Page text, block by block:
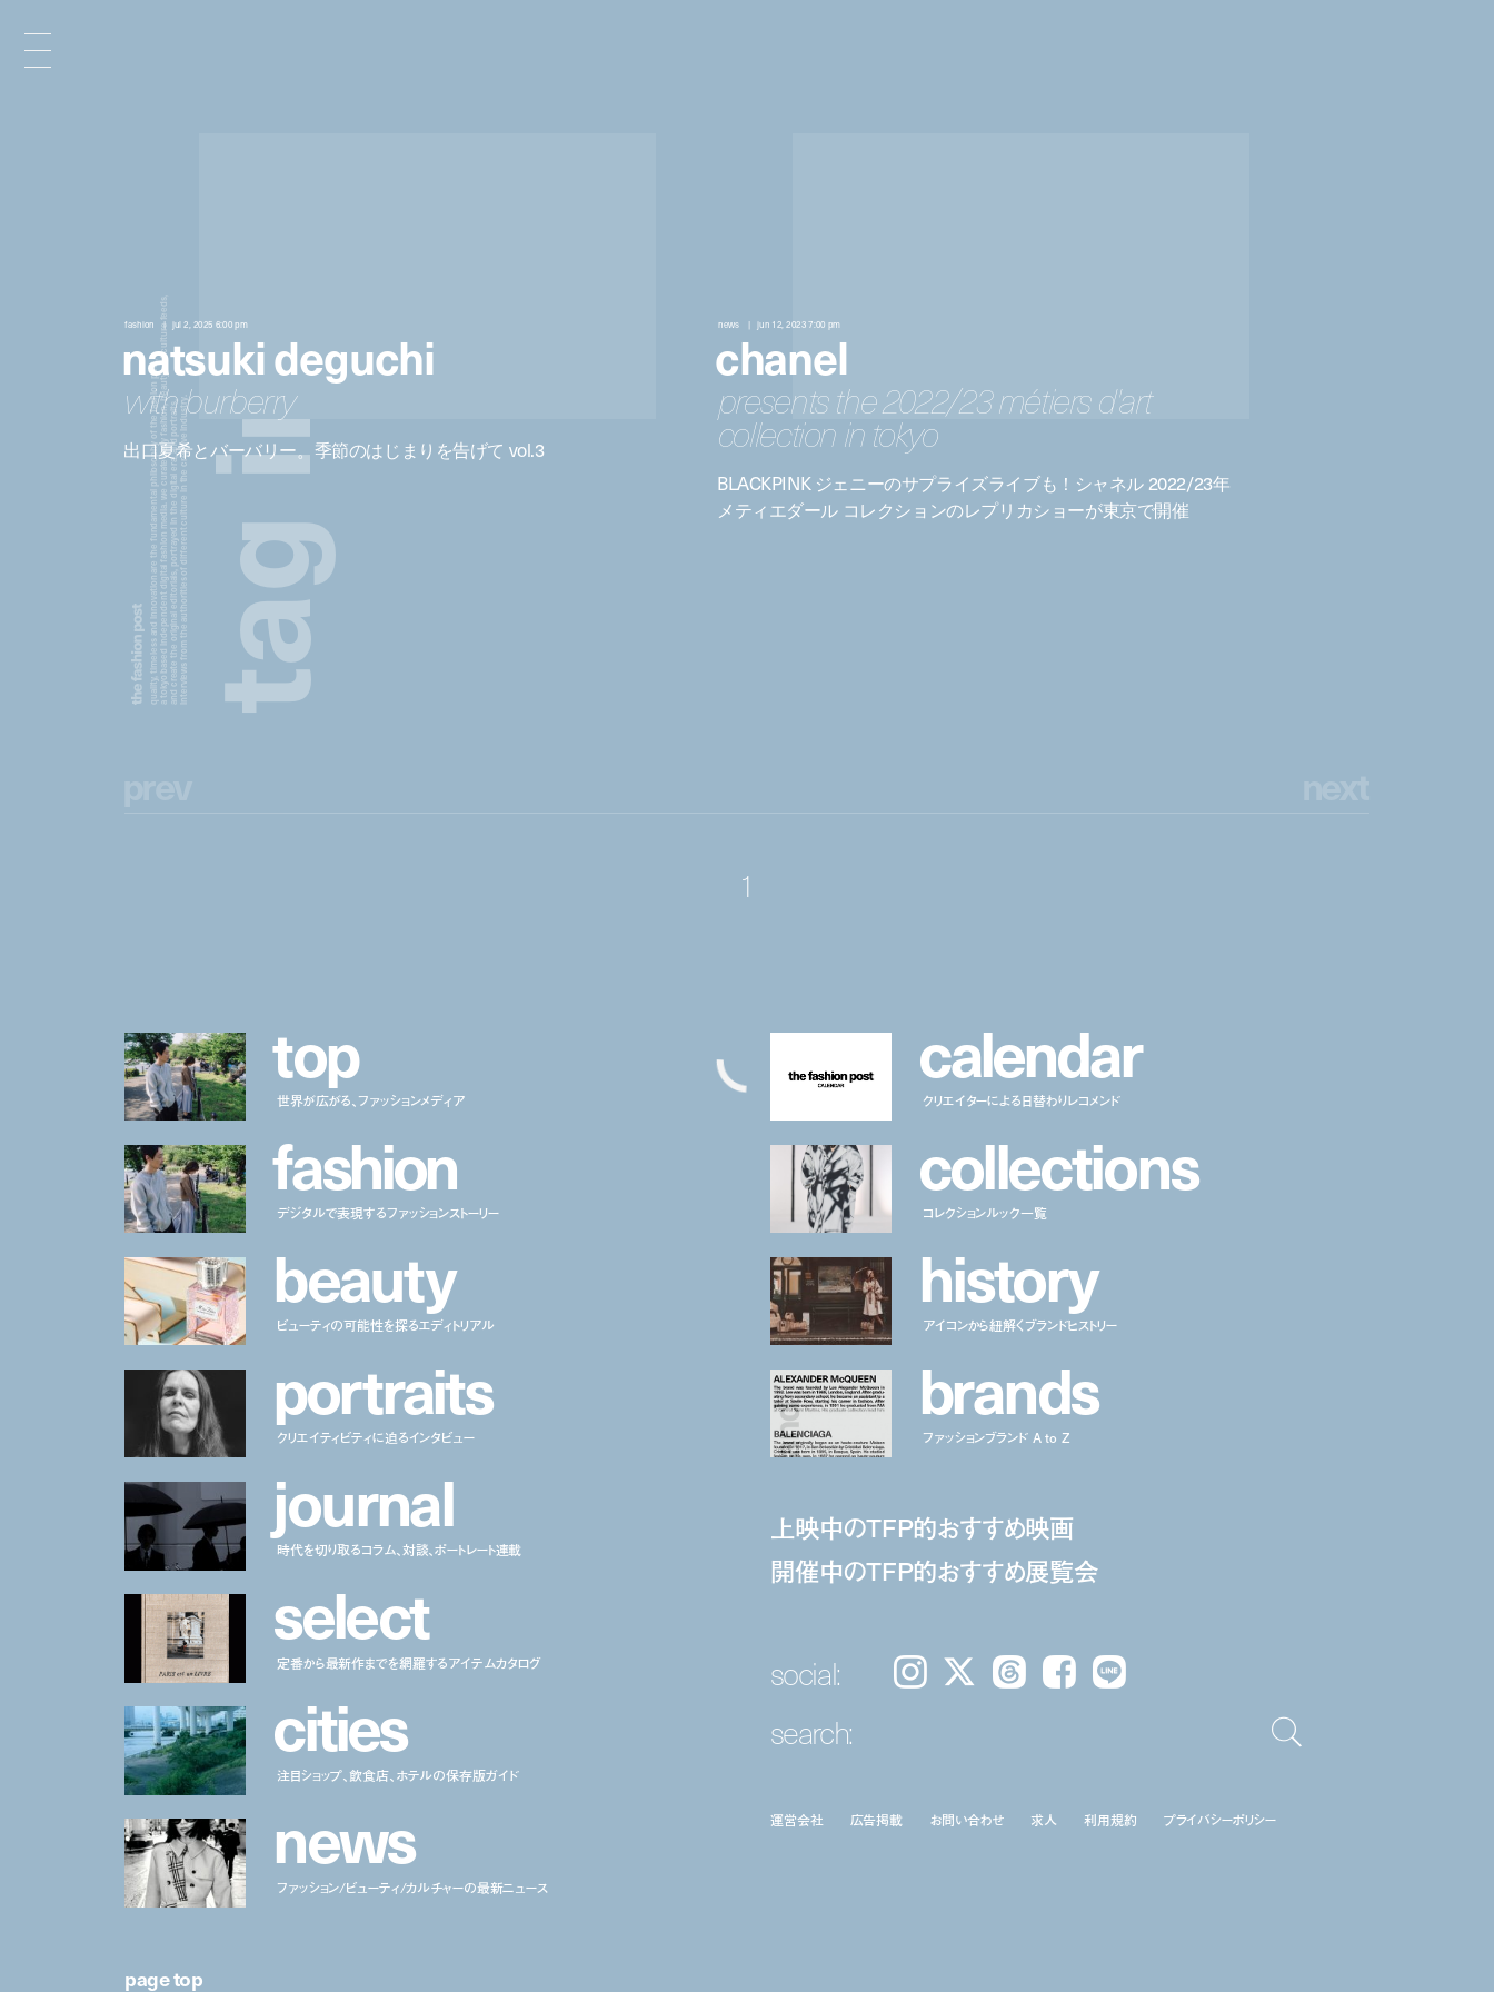
quality, timeless and innovation are the fundamental philosophy of the fashion post,a tokyo based independent digital fashion media. we curate daily fashion, beauty and culture feeds,and create the original editorials, portrayed in the digital era, and portraits,interviews from the authorities of different culture in the creative industry.
t
a
g
i
n
d
fashion jul 2, 2025 6:00 pm
natsuki deguchi
with burberry
出口夏希とバーバリー。季節のはじまりを告げて vol.3
news jun 12, 2023 7:00 pm
chanel
presents the 2022/23 métiers d'art
collection in tokyo
BLACKPINK ジェニーのサプライズライブも！シャネル 2022/23年
メティエダール コレクションのレプリカショーが東京で開催
1
top
世界が広がる、ファッションメディア
fashion
デジタルで表現するファッションストーリー
beauty
ビューティの可能性を探るエディトリアル
portraits
クリエイティビティに迫るインタビュー
journal
時代を切り取るコラム、対談、ポートレート連載
select
定番から最新作までを網羅するアイテムカタログ
cities
注目ショップ、飲食店、ホテルの保存版ガイド
news
ファッション/ビューティ/カルチャーの最新ニュース
calendar
クリエイターによる日替わりレコメンド
collections
コレクションルック一覧
history
アイコンから紐解くブランドヒストリー
brands
ファッションブランド A to Z
上映中のTFP的おすすめ映画
開催中のTFP的おすすめ展覧会
social: Instagram 𝕏 Threads Facebook LINE
search:
運営会社 広告掲載 お問い合わせ 求人 利用規約 プライバシーポリシー
page top